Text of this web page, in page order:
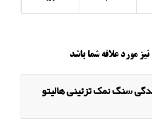
مورد علاقه شما باشد
سنگ نمک تزئینی هالیتو